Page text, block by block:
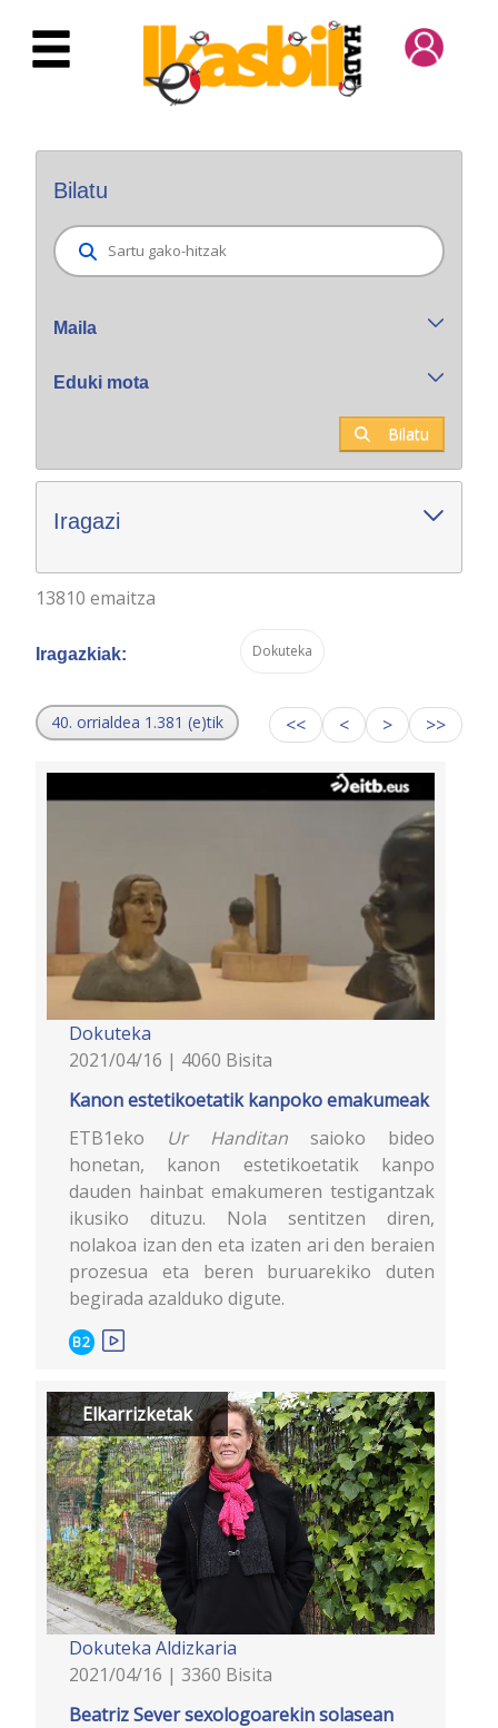
Eduki nagusira joan
Bilatu
Maila
Eduki mota
Bilatu
Iragazi
13810 emaitza
Iragazkiak: Dokuteka
40. orrialdea 1.381 (e)tik << < > >>
Dokuteka
2021/04/16 | 4060 Bisita
Kanon estetikoetatik kanpoko emakumeak
ETB1eko Ur Handitan saioko bideo
honetan, kanon estetikoetatik kanpo
dauden hainbat emakumeren testigantzak
ikusiko dituzu. Nola sentitzen diren,
nolakoa izan den eta izaten ari den beraien
prozesua eta beren buruarekiko duten
begirada azalduko digute.
B2
Elkarrizketak
Dokuteka Aldizkaria
2021/04/16 | 3360 Bisita
Beatriz Sever sexologoarekin solasean